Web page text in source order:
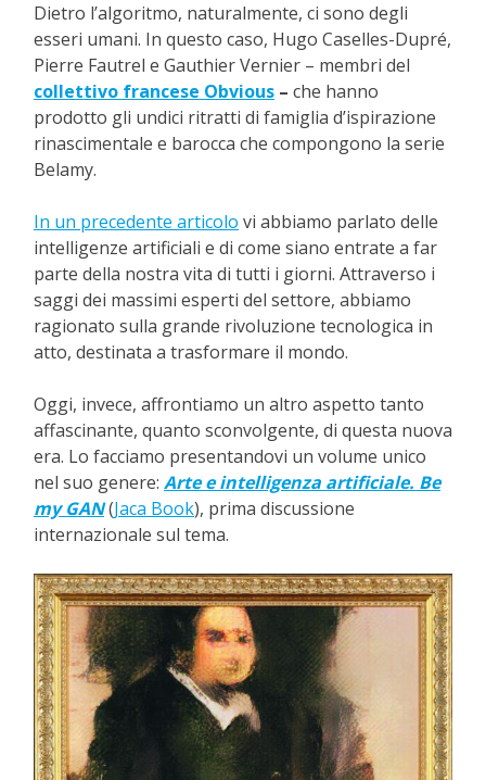
Dietro l’algoritmo, naturalmente, ci sono degli
esseri umani. In questo caso, Hugo Caselles-Dupré,
Pierre Fautrel e Gauthier Vernier – membri del
collettivo francese Obvious – che hanno
prodotto gli undici ritratti di famiglia d’ispirazione
rinascimentale e barocca che compongono la serie
Belamy.
In un precedente articolo vi abbiamo parlato delle
intelligenze artificiali e di come siano entrate a far
parte della nostra vita di tutti i giorni. Attraverso i
saggi dei massimi esperti del settore, abbiamo
ragionato sulla grande rivoluzione tecnologica in
atto, destinata a trasformare il mondo.
Oggi, invece, affrontiamo un altro aspetto tanto
affascinante, quanto sconvolgente, di questa nuova
era. Lo facciamo presentandovi un volume unico
nel suo genere: Arte e intelligenza artificiale. Be
my GAN(Jaca Book), prima discussione
internazionale sul tema.